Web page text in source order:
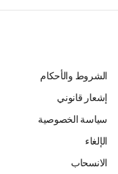
الشروط والأحكام
إشعار قانوني
سياسة الخصوصية
الإلغاء
الانسحاب